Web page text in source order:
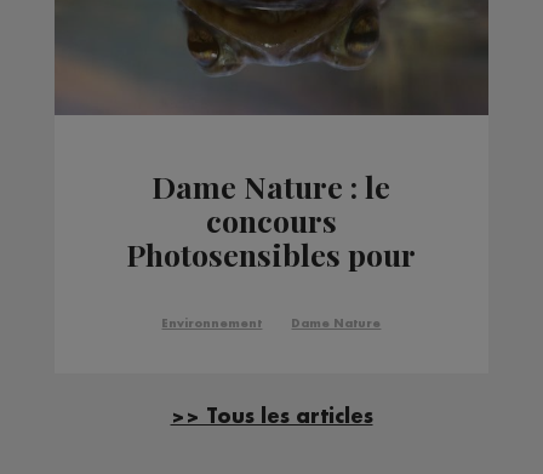
Dame Nature : le
concours
Photosensibles pour
affluents en valeur
Environnement Dame Nature
>> Tous les articles